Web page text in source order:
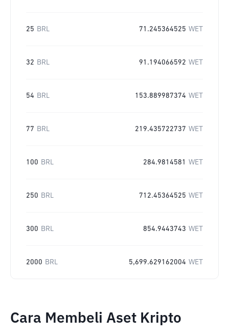
25 BRL 71.245364525 WET
32 BRL 91.194066592 WET
54 BRL 153.889987374 WET
77 BRL 219.435722737 WET
100 BRL 284.9814581 WET
250 BRL 712.45364525 WET
300 BRL 854.9443743 WET
2000 BRL 5,699.629162004 WET
Cara Membeli Aset Kripto